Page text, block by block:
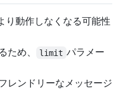
り動作しなくなる可能性
ため、
limit パラメー
レンドリーなメッセージ